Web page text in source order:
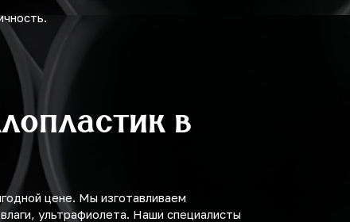
в
цене. Мы изготавливаем
ультрафиолета. Наши специалисты